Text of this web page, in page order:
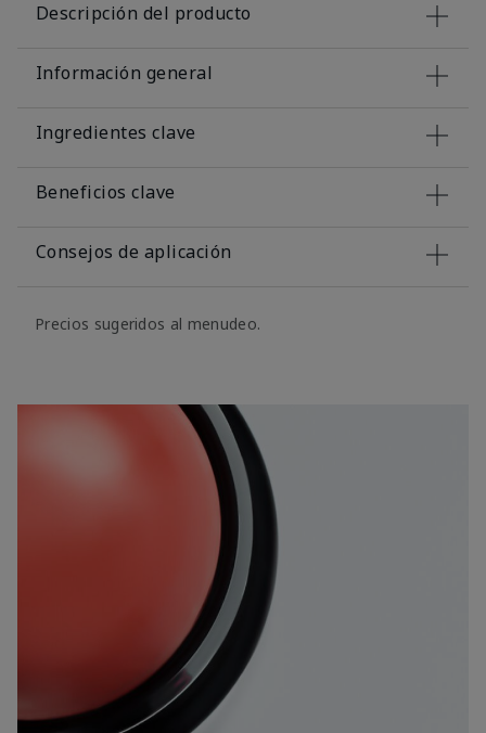
Descripción del producto
Información general
Ingredientes clave
Beneficios clave
Consejos de aplicación
Precios sugeridos al menudeo.